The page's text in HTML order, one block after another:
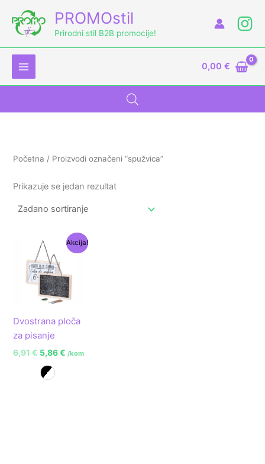
content
PROMOstil
Prirodni stil B2B promocije!
0,00€
i
e
j
Početna / Proizvodi označeni “spužvica”
Prikazuje se jedan rezultat
Akcija!
Dvostrana ploča
za pisanje
6,91€
Izvorna
cijena
bila
je:
6,91 €.
5,86€
Trenutna
cijena
5,86 €.
/kom
Bijelo-crna